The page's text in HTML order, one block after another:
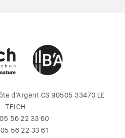
d’Argent CS 90505 33470 LE
TEICH
56 22 33 60
56 22 33 61